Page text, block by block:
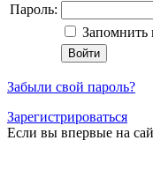
Пароль:
Запомнить
Забыли свой пароль?
Зарегистрироваться
Если вы впервые на